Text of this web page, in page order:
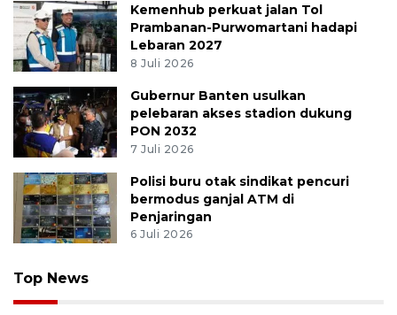
Kemenhub perkuat jalan Tol
Prambanan-Purwomartani hadapi
Lebaran 2027
8 Juli 2026
Gubernur Banten usulkan
pelebaran akses stadion dukung
PON 2032
7 Juli 2026
Polisi buru otak sindikat pencuri
bermodus ganjal ATM di
Penjaringan
6 Juli 2026
Top News